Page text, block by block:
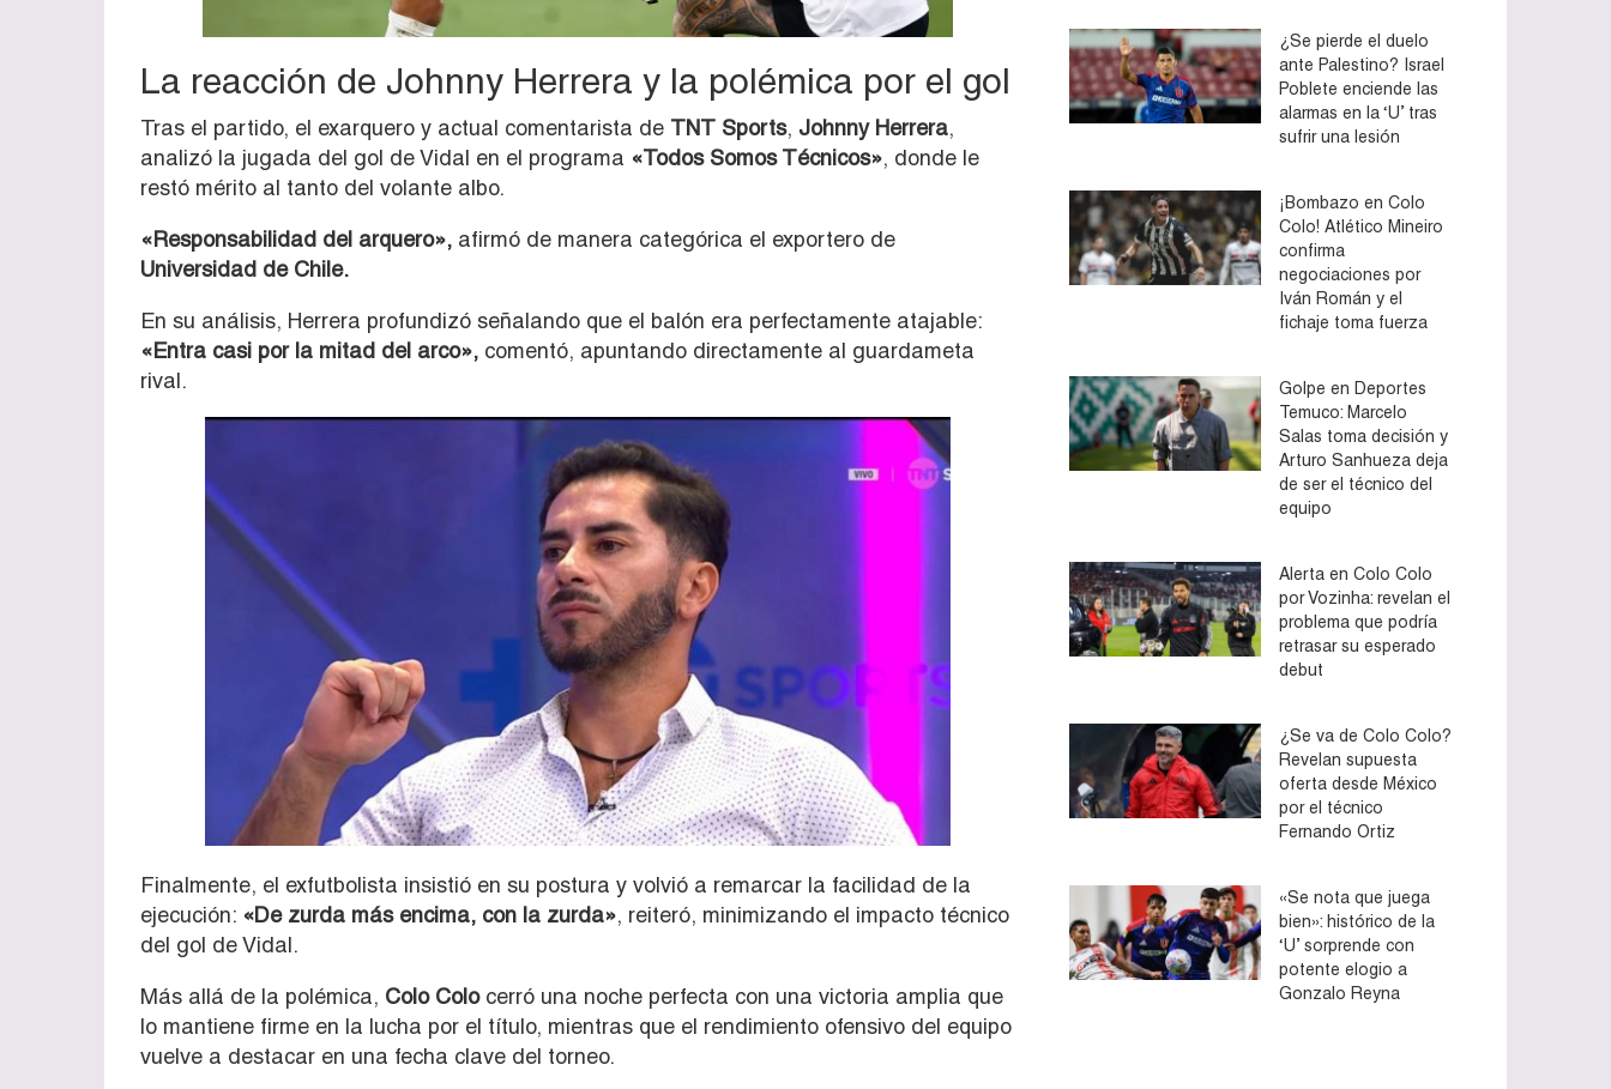
La reacción de Johnny Herrera y la polémica por el gol
Tras el partido, el exarquero y actual comentarista de TNT Sports, Johnny Herrera,
analizó la jugada del gol de Vidal en el programa «Todos Somos Técnicos», donde le
restó mérito al tanto del volante albo.
«Responsabilidad del arquero», afirmó de manera categórica el exportero de
Universidad de Chile.
En su análisis, Herrera profundizó señalando que el balón era perfectamente atajable:
«Entra casi por la mitad del arco», comentó, apuntando directamente al guardameta
rival.
Finalmente, el exfutbolista insistió en su postura y volvió a remarcar la facilidad de la
ejecución: «De zurda más encima, con la zurda», reiteró, minimizando el impacto técnico
del gol de Vidal.
Más allá de la polémica, Colo Colocerró una noche perfecta con una victoria amplia que
lo mantiene firme en la lucha por el título, mientras que el rendimiento ofensivo del equipo
vuelve a destacar en una fecha clave del torneo.
¿Se pierde el duelo
ante Palestino? Israel
Poblete enciende las
alarmas en la ‘U’ tras
sufrir una lesión
¡Bombazo en Colo
Colo! Atlético Mineiro
confirma
negociaciones por
Iván Román y el
fichaje toma fuerza
Golpe en Deportes
Temuco: Marcelo
Salas toma decisión y
Arturo Sanhueza deja
de ser el técnico del
equipo
Alerta en Colo Colo
por Vozinha: revelan el
problema que podría
retrasar su esperado
debut
¿Se va de Colo Colo?
Revelan supuesta
oferta desde México
por el técnico
Fernando Ortiz
«Se nota que juega
bien»: histórico de la
‘U’ sorprende con
potente elogio a
Gonzalo Reyna